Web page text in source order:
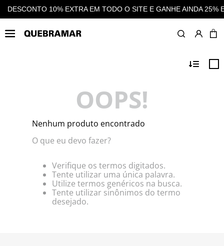
O SITE E GANHE AINDA 25% EM CASHBACK EM TODAS AS
OOPS!
Nenhum produto encontrado
O que eu devo fazer?
Verifique os termos digitados.
Tente utilizar uma única palavra.
Utilize termos genéricos na busca.
Tente utilizar sinônimos do termo
desejado.